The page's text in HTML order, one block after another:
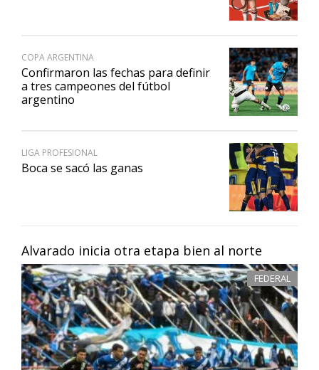
Alvarado inicia otra etapa bien al norte
FEDERAL
COPA ARGENTINA
Confirmaron las fechas para definir
a tres campeones del fútbol
argentino
LIGA PROFESIONAL
Boca se sacó las ganas